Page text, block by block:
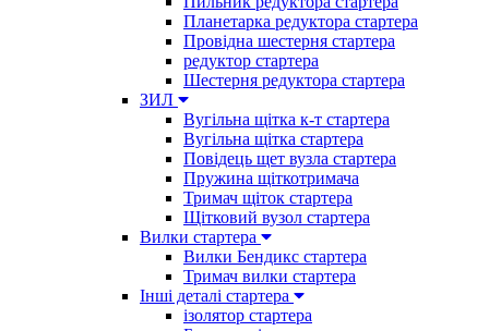
Планетарка редуктора стартера
Провідна шестерня стартера
редуктор стартера
Шестерня редуктора стартера
ЗИЛ
Вугільна щітка к-т стартера
Вугільна щітка стартера
Повідець щет вузла стартера
Пружина щіткотримача
Тримач щіток стартера
Щітковий вузол стартера
Вилки стартера
Вилки Бендикс стартера
Тримач вилки стартера
Інші деталі стартера
ізолятор стартера